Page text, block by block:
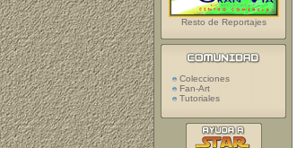
Resto de Reportajes
Colecciones
Fan-Art
Tutoriales